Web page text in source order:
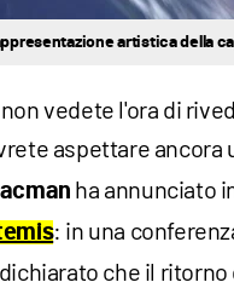
artistica della
vedete l'ora di
aspettare ancora
ha annunciato
: in una
che il ritorno